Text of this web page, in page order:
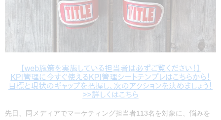
先日、同メディアでマーケティング担当者113名を対象に、悩みを